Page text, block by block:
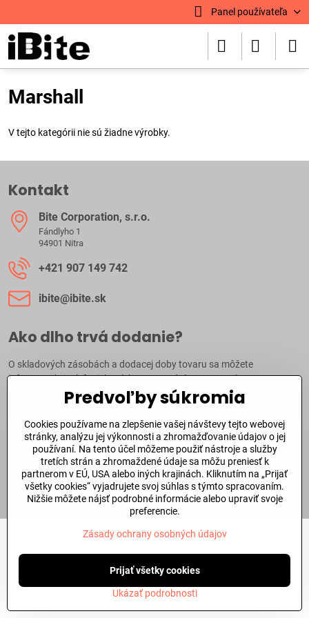
Panel používateľa
Marshall
V tejto kategórii nie sú žiadne výrobky.
Kontakt
Bite Corporation, s​.r​.o​.
Fándlyho 1
94901 Nitra
+421 907 149 742
ibite​@ibite​.sk
Ako dlho trvá dodanie?
O skladových zásobách a dodacej doby tovaru sa môžete
informovať ajtelefonickyalebo prostredníctvomemailu.
2026
Copyright
Predvoľby súkromiaZásady ochrany osobných údajov
Stav objednávky
Vytvorené pomocou:BiznisWeb.sk
Predvoľby súkromia
Cookies používame na zlepšenie vašej návštevy tejto webovej
stránky, analýzu jej výkonnosti a zhromažďovanie údajov o jej
používaní. Na tento účel môžeme použiť nástroje a služby
tretích strán a zhromaždené údaje sa môžu preniesť k
partnerom v EÚ, USA alebo iných krajinách. Kliknutím na „Prijať
všetky cookies“ vyjadrujete svoj súhlas s týmto spracovaním.
Nižšie môžete nájsť podrobné informácie alebo upraviť svoje
preferencie.
Zásady ochrany osobných údajov
Ukázať podrobnosti
Prijať všetky cookies